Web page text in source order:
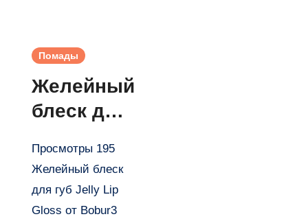
Помады
Желейный
блеск для
Lip Gloss
от Bobur3
для Симс
Просмотры 195
Желейный блеск
для губ Jelly Lip
Gloss от Bobur3